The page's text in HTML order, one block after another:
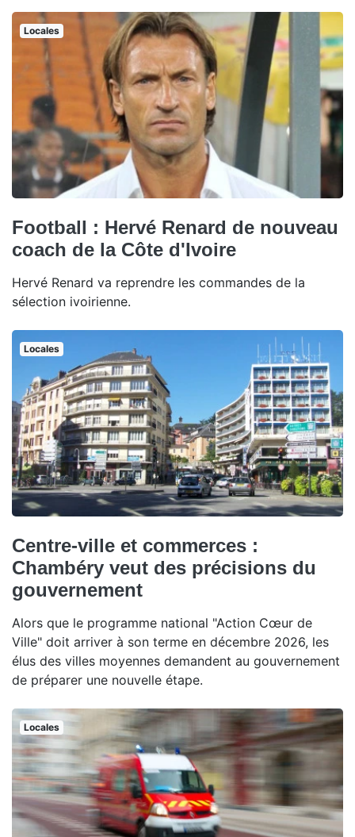
Locales
Football : Hervé Renard de nouveau
coach de la Côte d'Ivoire
Hervé Renard va reprendre les commandes de la
sélection ivoirienne.
Locales
Centre-ville et commerces :
Chambéry veut des précisions du
gouvernement
Alors que le programme national "Action Cœur de
Ville" doit arriver à son terme en décembre 2026, les
élus des villes moyennes demandent au gouvernement
de préparer une nouvelle étape.
Locales